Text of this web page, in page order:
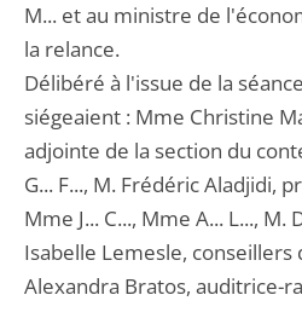
M... et au ministre de
la relance.
Délibéré à l'issue de la
siégeaient : Mme Christine
adjointe de la section du
G... F..., M. Frédéric Aladjidi,
Mme J... C..., Mme A... L..., M.
Isabelle Lemesle, conseillers
Alexandra Bratos, auditrice-